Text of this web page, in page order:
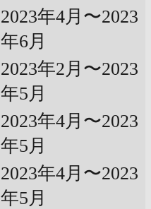
2023年4月〜2023
年6月
2023年2月〜2023
年5月
2023年4月〜2023
年5月
2023年4月〜2023
年5月